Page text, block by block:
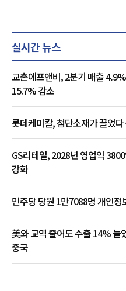
실시간 뉴스
교촌에프앤비, 2분기 매출
15.7% 감소
롯데케미칼, 첨단소재가 끌었
GS리테일, 2028년 영업익
강화
민주당 당원 1만7088명 개인
美와 교역 줄어도 수출 14%
중국